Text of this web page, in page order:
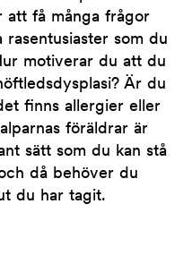
att få många frågor
som du
motiverar du att du
Är du
finns allergier eller
föräldrar är
sätt som du kan stå
då behöver du
du har tagit.